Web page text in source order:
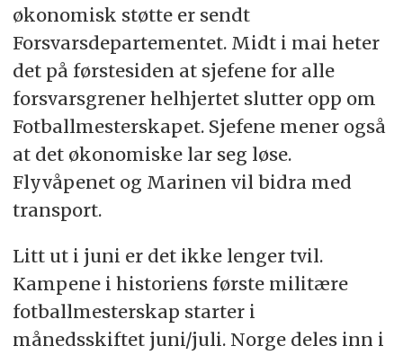
økonomisk støtte er sendt
Forsvarsdepartementet. Midt i mai heter
det på førstesiden at sjefene for alle
forsvarsgrener helhjertet slutter opp om
Fotballmesterskapet. Sjefene mener også
at det økonomiske lar seg løse.
Flyvåpenet og Marinen vil bidra med
transport.
Litt ut i juni er det ikke lenger tvil.
Kampene i historiens første militære
fotballmesterskap starter i
månedsskiftet juni/juli. Norge deles inn i